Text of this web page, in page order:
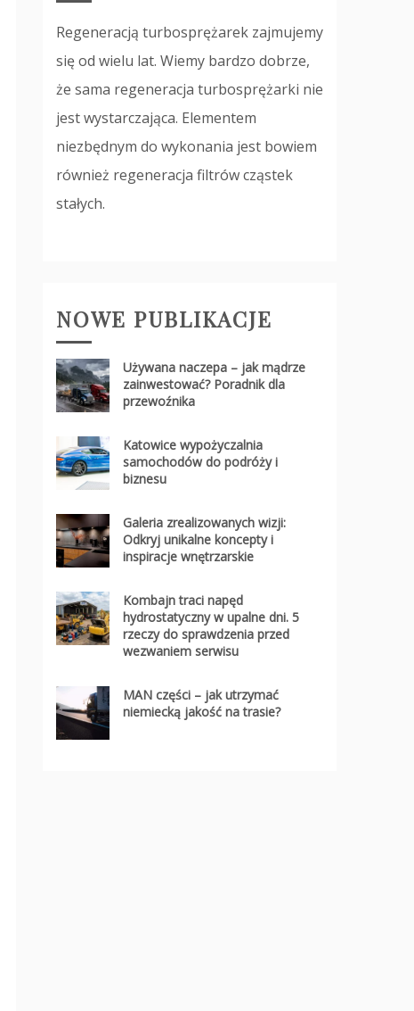
Regeneracją turbosprężarek zajmujemy
się od wielu lat. Wiemy bardzo dobrze,
że sama regeneracja turbosprężarki nie
jest wystarczająca. Elementem
niezbędnym do wykonania jest bowiem
również regeneracja filtrów cząstek
stałych.
NOWE PUBLIKACJE
Używana naczepa – jak mądrze
zainwestować? Poradnik dla
przewoźnika
Katowice wypożyczalnia
samochodów do podróży i
biznesu
Galeria zrealizowanych wizji:
Odkryj unikalne koncepty i
inspiracje wnętrzarskie
Kombajn traci napęd
hydrostatyczny w upalne dni. 5
rzeczy do sprawdzenia przed
wezwaniem serwisu
MAN części – jak utrzymać
niemiecką jakość na trasie?